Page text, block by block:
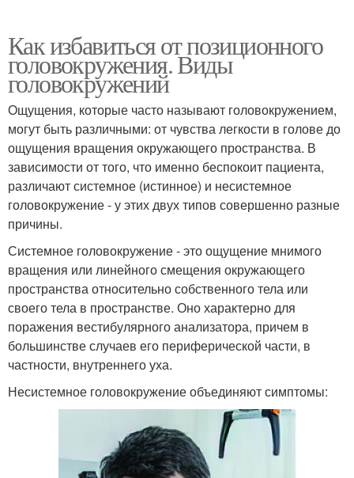
Как избавиться от позиционного
головокружения. Виды
головокружений
Ощущения, которые часто называют головокружением,
могут быть различными: от чувства легкости в голове до
ощущения вращения окружающего пространства. В
зависимости от того, что именно беспокоит пациента,
различают системное (истинное) и несистемное
головокружение - у этих двух типов совершенно разные
причины.
Системное головокружение - это ощущение мнимого
вращения или линейного смещения окружающего
пространства относительно собственного тела или
своего тела в пространстве. Оно характерно для
поражения вестибулярного анализатора, причем в
большинстве случаев его периферической части, в
частности, внутреннего уха.
Несистемное головокружение объединяют симптомы: